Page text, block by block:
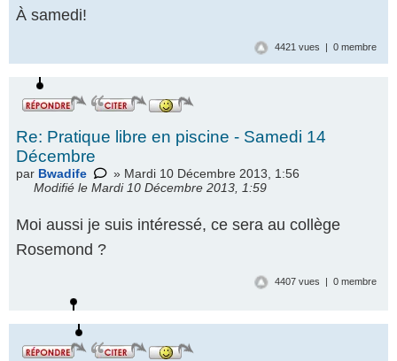
À samedi!
4421 vues | 0 membre
Re: Pratique libre en piscine - Samedi 14
Décembre
par Bwadife
» Mardi 10 Décembre 2013, 1:56
Modifié le Mardi 10 Décembre 2013, 1:59
Moi aussi je suis intéressé, ce sera au collège
Rosemond ?
4407 vues | 0 membre